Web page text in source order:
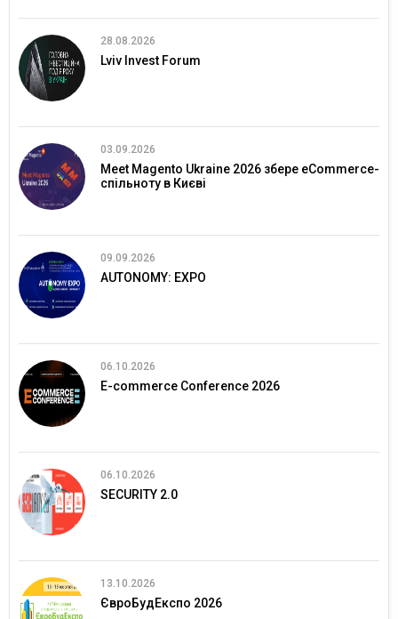
28.08.2026
Lviv Invest Forum
03.09.2026
Meet Magento Ukraine 2026 збере eCommerce-
спільноту в Києві
09.09.2026
AUTONOMY: EXPO
06.10.2026
E-commerce Conference 2026
06.10.2026
SECURITY 2.0
13.10.2026
ЄвроБудЕкспо 2026